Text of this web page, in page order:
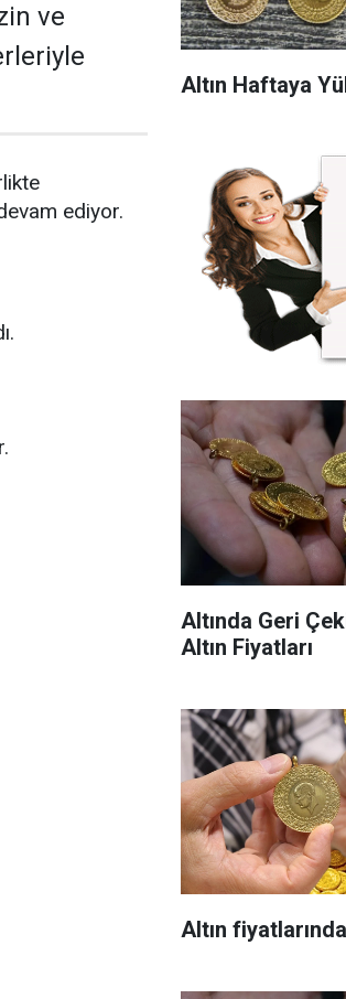
ve
ediyor.
Altın Haftaya
Altında Geri
Altın Fiyatları
Altın